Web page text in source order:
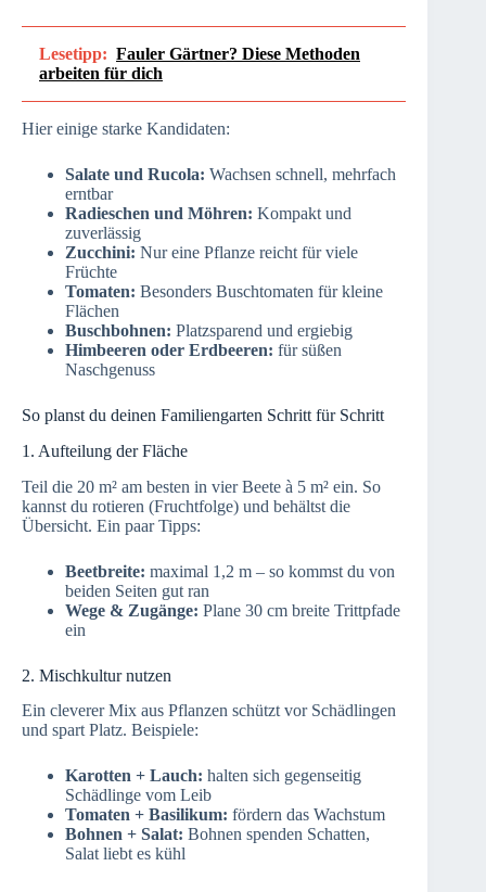
Lesetipp: Fauler Gärtner? Diese Methoden
arbeiten für dich
Hier einige starke Kandidaten:
Salate und Rucola: Wachsen schnell, mehrfach
erntbar
Radieschen und Möhren: Kompakt und
zuverlässig
Zucchini: Nur eine Pflanze reicht für viele
Früchte
Tomaten: Besonders Buschtomaten für kleine
Flächen
Buschbohnen: Platzsparend und ergiebig
Himbeeren oder Erdbeeren: für süßen
Naschgenuss
So planst du deinen Familiengarten Schritt für Schritt
1. Aufteilung der Fläche
Teil die 20 m² am besten in vier Beete à 5 m² ein. So
kannst du rotieren (Fruchtfolge) und behältst die
Übersicht. Ein paar Tipps:
Beetbreite: maximal 1,2 m – so kommst du von
beiden Seiten gut ran
Wege & Zugänge: Plane 30 cm breite Trittpfade
ein
2. Mischkultur nutzen
Ein cleverer Mix aus Pflanzen schützt vor Schädlingen
und spart Platz. Beispiele:
Karotten + Lauch: halten sich gegenseitig
Schädlinge vom Leib
Tomaten + Basilikum: fördern das Wachstum
Bohnen + Salat: Bohnen spenden Schatten,
Salat liebt es kühl